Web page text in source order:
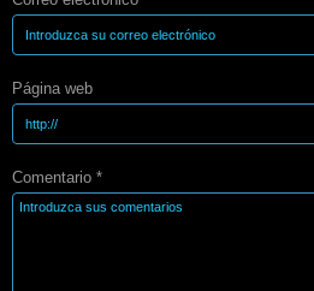
Página web
Comentario *